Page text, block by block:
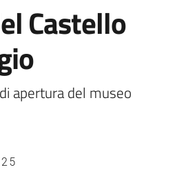
Castello
apertura del museo